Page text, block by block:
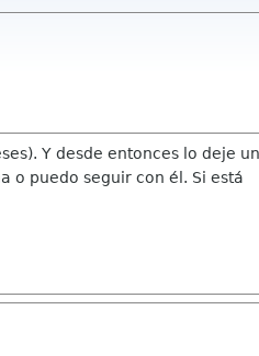
Y desde entonces lo deje un
o puedo seguir con él. Si está